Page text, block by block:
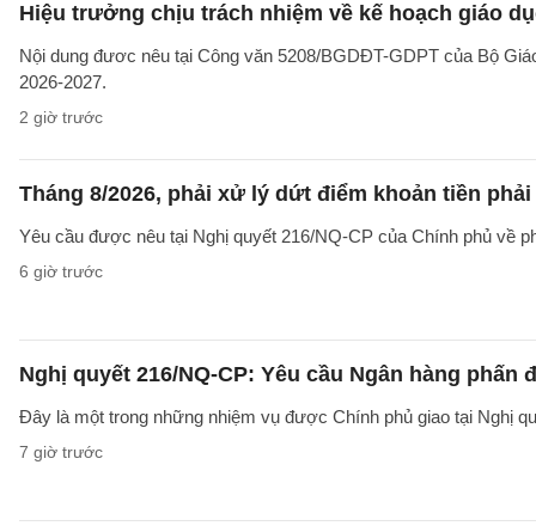
Hiệu trưởng chịu trách nhiệm về kế hoạch giáo
Nội dung đươc nêu tại Công văn 5208/BGDĐT-GDPT của Bộ
2026-2027.
2 giờ trước
Tháng 8/2026, phải xử lý dứt điểm khoản tiền
Yêu cầu được nêu tại Nghị quyết 216/NQ-CP của Chính phủ về
6 giờ trước
Nghị quyết 216/NQ-CP: Yêu cầu Ngân hàng phấn
Đây là một trong những nhiệm vụ được Chính phủ giao tại Nghị
7 giờ trước